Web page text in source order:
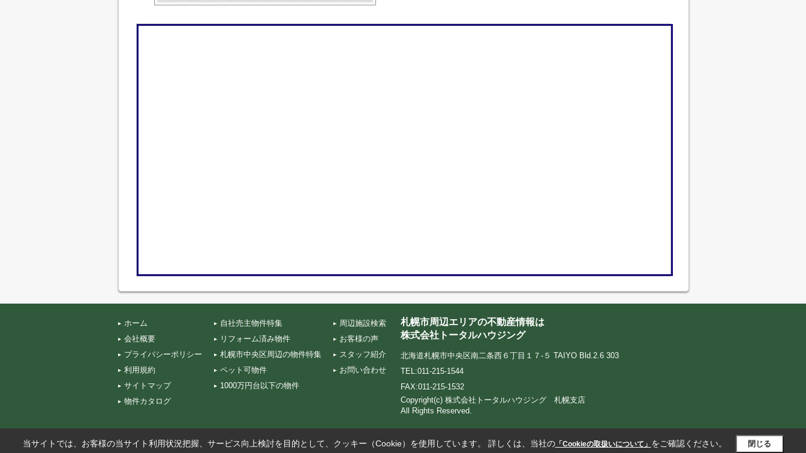
ホーム
会社概要
プライバシーポリシー
利用規約
サイトマップ
物件カタログ
自社売主物件特集
リフォーム済み物件
札幌市中央区周辺の物件特集
ペット可物件
1000万円台以下の物件
周辺施設検索
お客様の声
スタッフ紹介
お問い合わせ
札幌市周辺エリアの不動産情報は
株式会社トータルハウジング
北海道札幌市中央区南二条西６丁目１７‐５ TAIYO Bld.2.6 303
TEL:011-215-1544
FAX:011-215-1532
Copyright(c) 株式会社トータルハウジング 札幌支店
All Rights Reserved.
当サイトでは、お客様の当サイト利用状況把握、サービス向上検討を目的として、クッキー（Cookie）を使用しています。 詳しくは、当社の「Cookieの取扱いについて」 をご確認ください。 閉じる